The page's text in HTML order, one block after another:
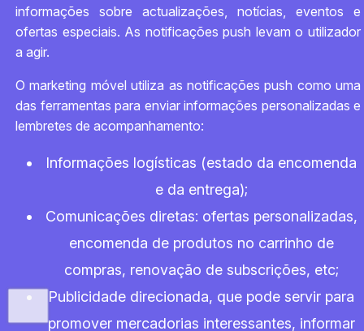
informações sobre actualizações, notícias, eventos e
ofertas especiais. As notificações push levam o utilizador
a agir.
O marketing móvel utiliza as notificações push como uma
das ferramentas para enviar informações personalizadas e
lembretes de acompanhamento:
Informações logísticas (estado da encomenda
e da entrega);
Comunicações diretas: ofertas personalizadas,
encomenda de produtos no carrinho de
compras, renovação de subscrições, etc;
Publicidade direcionada, que pode servir para
promover mercadorias interessantes, informar